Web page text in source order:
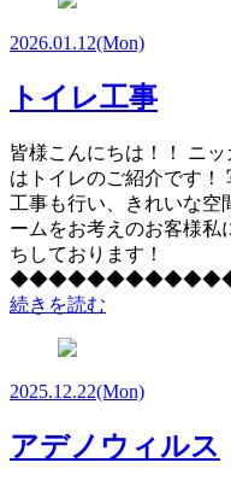
2026.01.12(Mon)
トイレ工事
皆様こんにちは！！ ニ
はトイレのご紹介です
工事も行い、きれいな
ームをお考えのお客様
ちしております！
続きを読む
2025.12.22(Mon)
アデノウィルス